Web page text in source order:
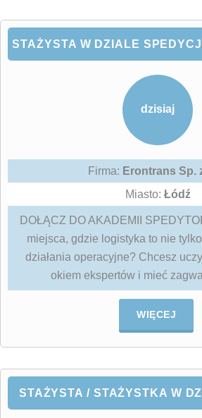
STAŻYSTA W DZIALE
dzisiaj
Firma: Erontrans Sp.
Miasto: Łódź
DOŁĄCZ DO AKADEMII
miejsca, gdzie logistyka to nie
działania operacyjne? Chcesz
okiem ekspertów i mieć
WIĘCEJ
STAŻYSTA / STAŻYSTKA W